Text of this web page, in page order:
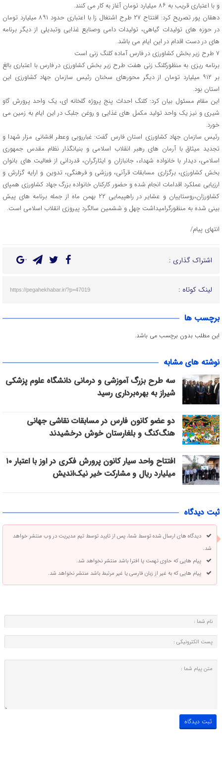
و با اعتباری قریب به ۸۶ میلیارد تومان آغاز به کار می کنند.
دهقان پور تصریح کرد: افتتاح ۲۷ طرح اشتغال زا با اعتباری حدود ۸۹۱ میلیارد تومان
در حوزه های تولیدات گیاهی، تولیدات دامی وصنایع غذایی وتبدیلی از دیگر برنامه
های در دست اقدام در این ایام می باشد.
۷ طرح زیر بخش کشاورزی در فارس آماده کلنگ زنی است
برنامه ریزی به منظورکلنگ زنی هفت طرح زیر بخش کشاورزی در فارس با اعتباری بالغ
بر ۹۱۲ میلیارد تومان از دیگر محورهای سخنان رئیس سازمان جهاد کشاورزی این
استان بود.
این مقام مسئول بیان کرد: کلنگ احداث پنج پروژه گلخانه ای، یک واحد پرورش گاو
شیری و نیز یک واحد تولید مکمل های غذایی و روغن جلبک در این ایام به زمین می
خورد.
رئیس سازمان جهاد کشاورزی استان فارس گفت: غبارروبی وعطر افشانی مزار شهدا و
تجدید میثاق با آرمان های رهبر انقلاب اسلامی و بنیانگذار نظام مقدس جمهوری
اسلامی، دیدار با خانواده شهداء، جانبازان و ایثارگران، قدردانی از فعالیت های بانوان
بخش کشاورزی، برگزاری مسابقات قرآنی، ورزشی و فرهنگی، تدوین و ارایه گزارش و
ارزیابی عملکرد اقدامات انجام شده و حضور كاركنان خانواده بزرگ جهاد كشاورزي همپاي
كشاورزان،روستاييان و عشاير در راهپيمايي ۲۲ بهمن ماه از جمله برنامه های پیش
بینی شده به منظورگرامیداشت چهل و ششمین سالگرد پیروزی انقلاب اسلامی است.
انتهای پیام/
اشتراک گذاری :
لینک کوتاه : https://pegahekhabar.ir/?p=47019
برچسب ها
این مطلب بدون برچسب می باشد.
نوشته های مشابه
سه طرح بزرگ آموزشی و درمانی دانشگاه علوم پزشکی
شیراز به بهره‌برداری رسید
دو عضو کانون فارس در مسابقات نقاشی جهانی
هنگ‌کنگ و بلغارستان خوش درخشیدند
افتتاح واحد سیار کانون پرورش فکری در اوز با اعتبار ۱۰
میلیارد ریال و مشارکت خیر نیک‌اندیش
ثبت دیدگاه
دیدگاه های ارسال شده توسط شما، پس از تایید توسط تیم مدیریت در وب منتشر خواهد
شد.
پیام هایی که حاوی تهمت یا افترا باشد منتشر نخواهد شد.
پیام هایی که به غیر از زبان فارسی یا غیر مرتبط باشد منتشر نخواهد شد.